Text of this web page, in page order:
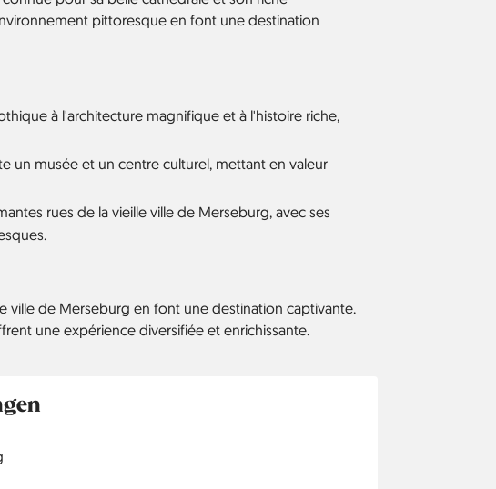
pittoresque en font une destination
à l'architecture magnifique et à l'histoire riche,
un musée et un centre culturel, mettant en valeur
rues de la vieille ville de Merseburg, avec ses
ville de Merseburg en font une destination captivante.
une expérience diversifiée et enrichissante.